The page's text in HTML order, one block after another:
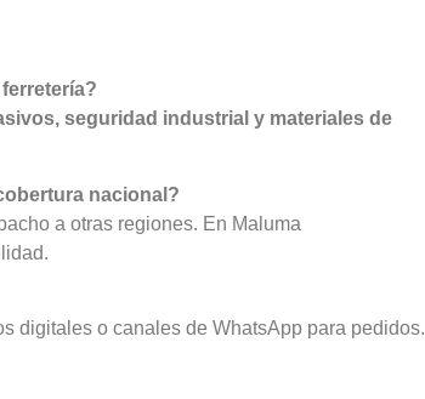
seguridad industrial y materiales de
nacional?
a otras regiones. En Maluma
digitales o canales de WhatsApp para pedidos.